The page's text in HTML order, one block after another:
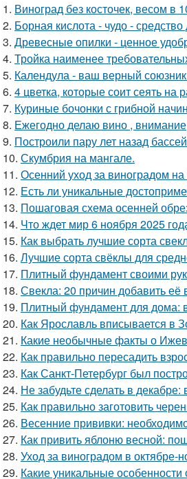
1. Виноград без косточек, весом в
2. Борная кислота - чудо -
3. Древесные опилки - ценное
4. Тройка наименее
5. Календула - ваш верный
6. 4 цветка, которые соит сеять на
7. Куриные бочонки с грибной
8. Ежегодно делаю вино ,
9. Построили пару лет назад
10. Скумбрия на мангале.
11. Осенний уход за виноградом на
12. Есть ли уникальные
13. Пошаговая схема осенней
14. Что ждет мир 6 ноября 2025
15. Как выбрать лучшие сорта
16. Лучшие сорта свёклы для
17. Плитный фундамент своими
18. Свекла: 20 причин добавить её
19. Плитный фундамент для дома:
20. Как Ярославль вписывается в
21. Какие необычные факты о
22. Как правильно пересадить
23. Как Санкт-Петербург был
24. Не забудьте сделать в
25. Как правильно заготовить
26. Весенние прививки:
27. Как привить яблоню весной:
28. Уход за виноградом в
29. Какие уникальные особенности